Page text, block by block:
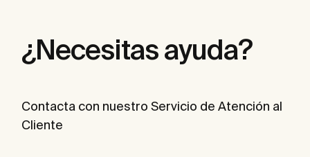
¿Necesitas ayuda?
Contacta con nuestro Servicio de Atención al
Cliente